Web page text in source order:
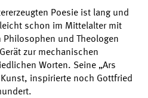
Poesie ist lang und
schon im Mittelalter mit
und Theologen
zur mechanischen
Worten. Seine „Ars
inspirierte noch Gottfried